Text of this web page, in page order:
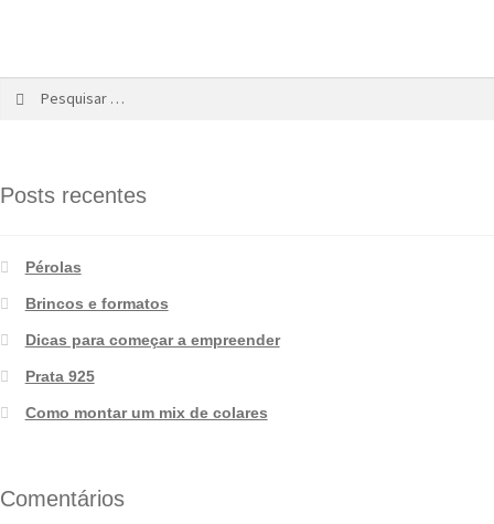
Posts recentes
Pérolas
Brincos e formatos
Dicas para começar a empreender
Prata 925
Como montar um mix de colares
Comentários